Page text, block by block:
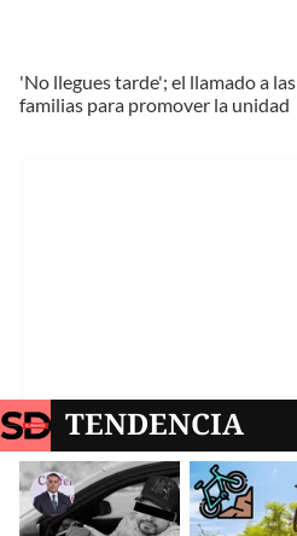
'No llegues tarde'; el llamado a las
familias para promover la unidad
TENDENCIA